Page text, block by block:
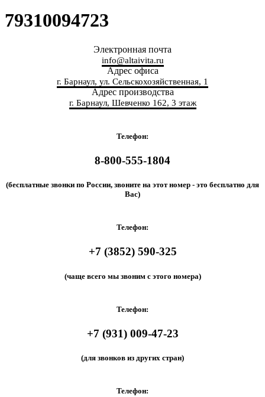
79310094723
Электронная почта
info@altaivita.ru
Адрес офиса
г. Барнаул, ул. Сельскохозяйственная, 1
Адрес производства
г. Барнаул, Шевченко 162, 3 этаж
Телефон:
8-800-555-1804
(бесплатные звонки по России, звоните на этот номер - это бесплатно для
Вас)
Телефон:
+7 (3852) 590-325
(чаще всего мы звоним с этого номера)
Телефон:
+7 (931) 009-47-23
(для звонков из других стран)
Телефон: